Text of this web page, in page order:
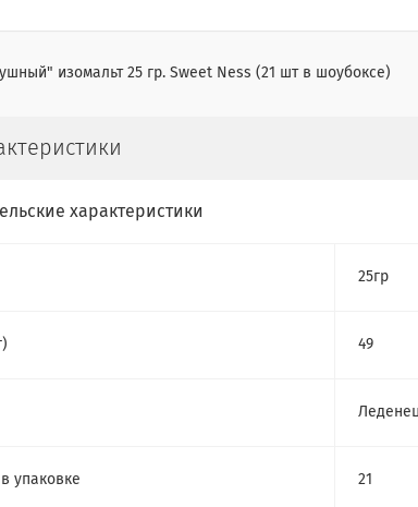
изомальт 25 гр. Sweet Ness (21 шт в шоубоксе)
характеристики
25гр
49
упаковке 21